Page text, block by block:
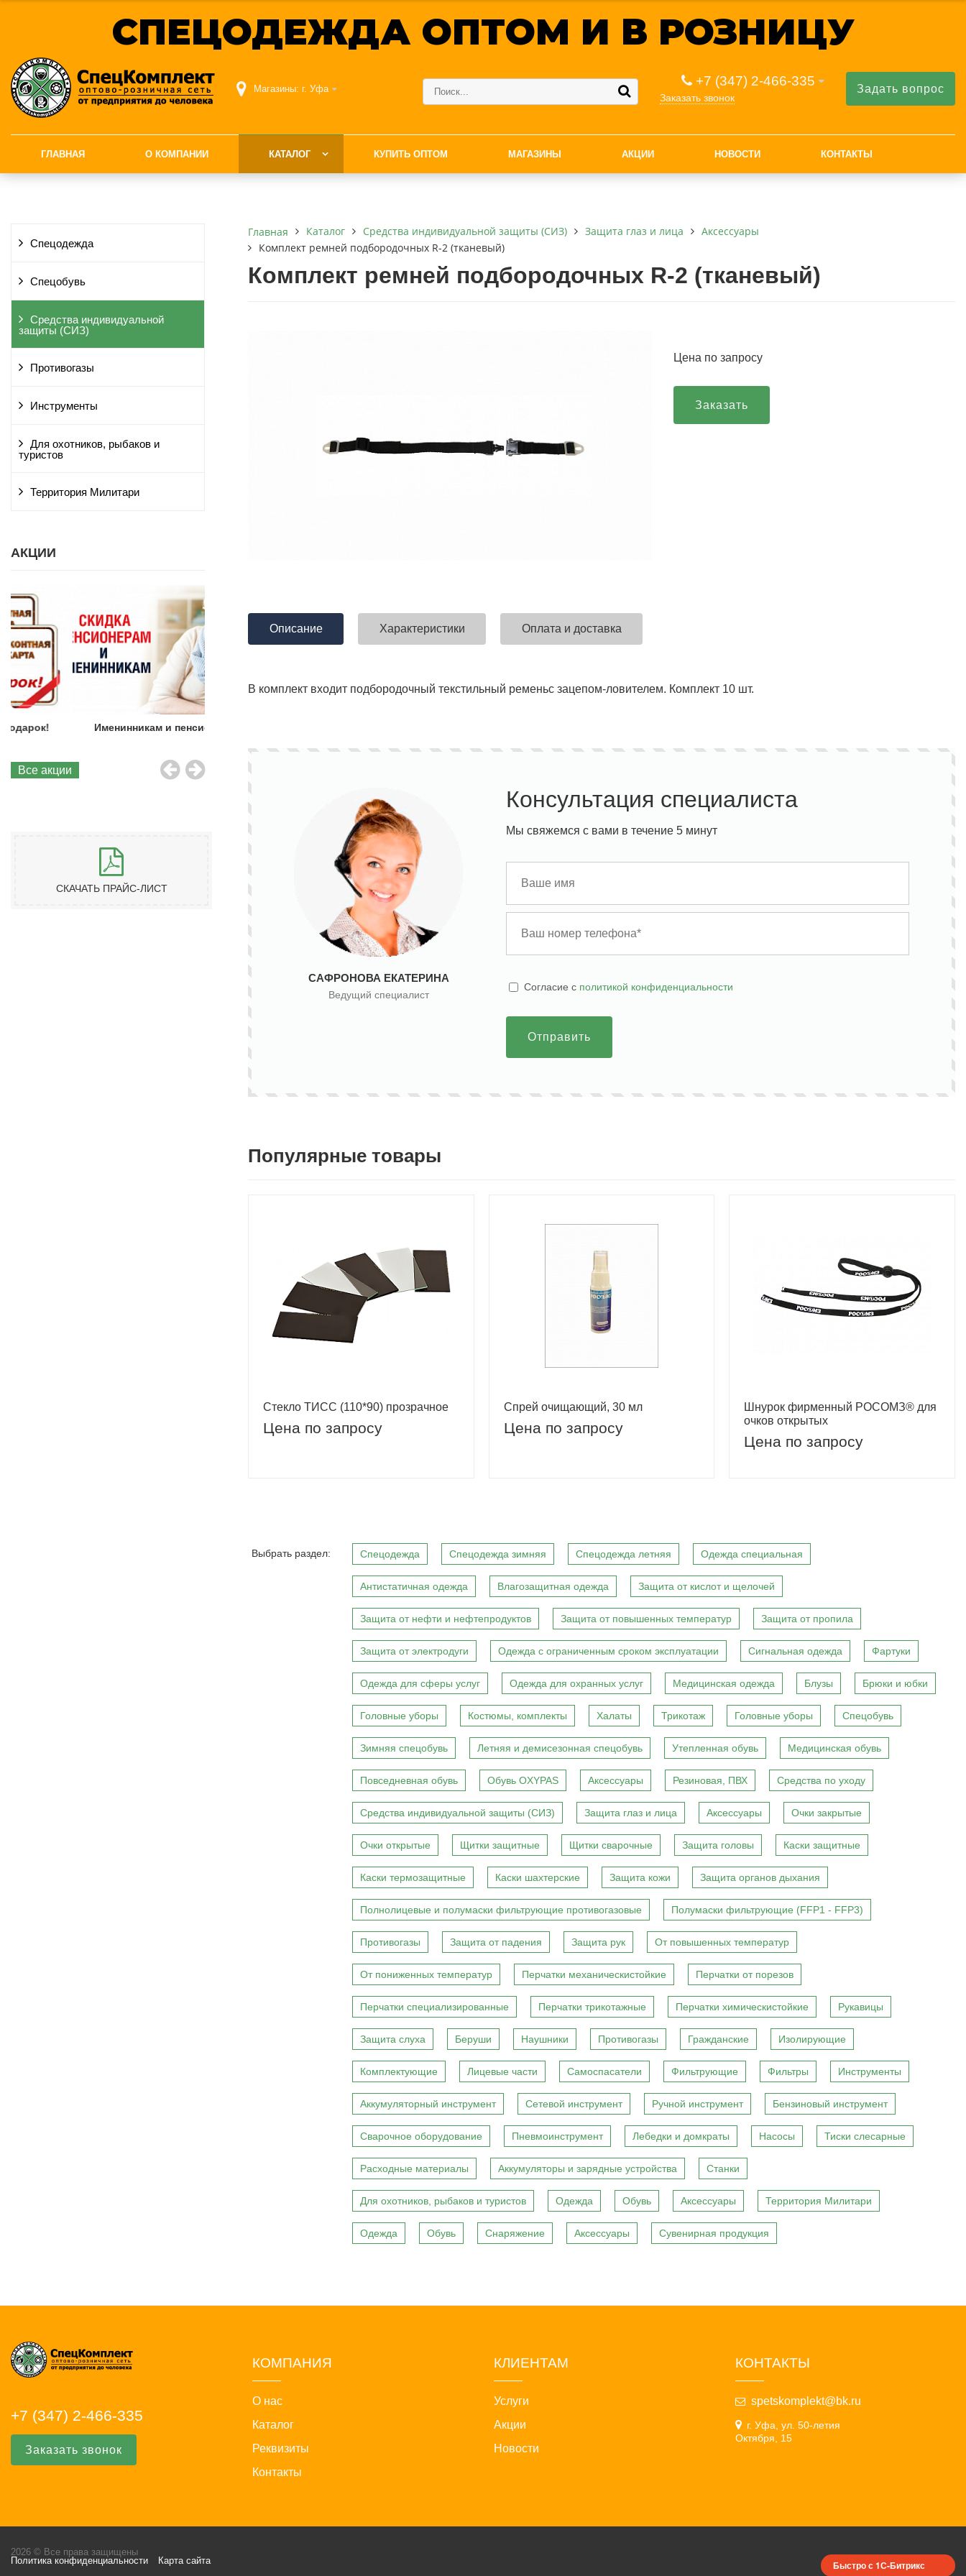
СПЕЦОДЕЖДА ОПТОМ И В РОЗНИЦУ
Магазины: г. Уфа +7 (347) 2-466-335
Заказать звонок
Задать вопрос
ГЛАВНАЯ О КОМПАНИИ КАТАЛОГ КУПИТЬ ОПТОМ МАГАЗИНЫ АКЦИИ НОВОСТИ КОНТАКТЫ
Спецодежда
Спецобувь
Средства индивидуальной
защиты (СИЗ)
Противогазы
Инструменты
Для охотников, рыбаков и
туристов
Территория Милитари
АКЦИИ
Именинникам и пенсионерам!
Все акции
СКАЧАТЬ ПРАЙС-ЛИСТ
Главная Каталог Средства индивидуальной защиты (СИЗ) Защита глаз и лица
Аксессуары
Комплект ремней подбородочных R-2 (тканевый)
Комплект ремней подбородочных R-2 (тканевый)
Цена по запросу
Заказать
Описание Характеристики Оплата и доставка
В комплект входит подбородочный текстильный ременьс зацепом-ловителем. Комплект 10 шт.
САФРОНОВА ЕКАТЕРИНА
Ведущий специалист
Консультация специалиста
Мы свяжемся с вами в течение 5 минут
Cогласие с политикой конфиденциальности
Отправить
Популярные товары
Стекло ТИСС (110*90) прозрачное
Цена по запросу
Спрей очищающий, 30 мл
Цена по запросу
Шнурок фирменный РОСОМЗ® для
очков открытых
Цена по запросу
Выбрать раздел: Спецодежда Спецодежда зимняя Спецодежда летняя Одежда специальная
Антистатичная одежда Влагозащитная одежда Защита от кислот и щелочей
Защита от нефти и нефтепродуктов Защита от повышенных температур Защита от пропила
Защита от электродуги Одежда с ограниченным сроком эксплуатации Сигнальная одежда Фартуки
Одежда для сферы услуг Одежда для охранных услуг Медицинская одежда Блузы Брюки и юбки
Головные уборы Костюмы, комплекты Халаты Трикотаж Головные уборы Спецобувь
Зимняя спецобувь Летняя и демисезонная спецобувь Утепленная обувь Медицинская обувь
Повседневная обувь Обувь OXYPAS Аксессуары Резиновая, ПВХ Средства по уходу
Средства индивидуальной защиты (СИЗ) Защита глаз и лица Аксессуары Очки закрытые
Очки открытые Щитки защитные Щитки сварочные Защита головы Каски защитные
Каски термозащитные Каски шахтерские Защита кожи Защита органов дыхания
Полнолицевые и полумаски фильтрующие противогазовые Полумаски фильтрующие (FFP1 - FFP3)
Противогазы Защита от падения Защита рук От повышенных температур
От пониженных температур Перчатки механическистойкие Перчатки от порезов
Перчатки специализированные Перчатки трикотажные Перчатки химическистойкие Рукавицы
Защита слуха Беруши Наушники Противогазы Гражданские Изолирующие
Комплектующие Лицевые части Самоспасатели Фильтрующие Фильтры Инструменты
Аккумуляторный инструмент Сетевой инструмент Ручной инструмент Бензиновый инструмент
Сварочное оборудование Пневмоинструмент Лебедки и домкраты Насосы Тиски слесарные
Расходные материалы Аккумуляторы и зарядные устройства Станки
Для охотников, рыбаков и туристов Одежда Обувь Аксессуары Территория Милитари
Одежда Обувь Снаряжение Аксессуары Сувенирная продукция
+7 (347) 2-466-335
Заказать звонок
КОМПАНИЯ
О нас
Каталог
Реквизиты
Контакты
КЛИЕНТАМ
Услуги
Акции
Новости
КОНТАКТЫ
spetskomplekt@bk.ru
г. Уфа, ул. 50-летия
Октября, 15
2026 © Все права защищены
Политика конфиденциальности
Карта сайта Быстро с 1С-Битрикс